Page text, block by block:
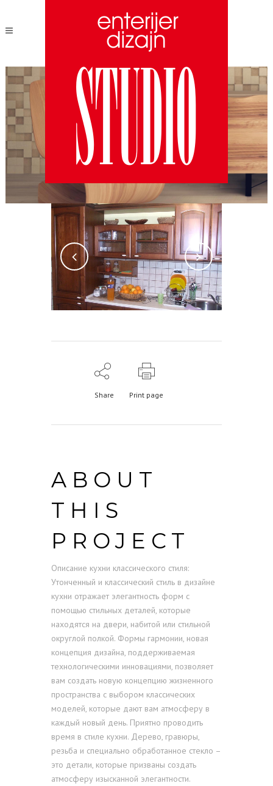
КУХНЯ
NATURA
Share Print page
ABOUT
THIS
PROJECT
Описание кухни классического стиля:
Утонченный и классический стиль в дизайне
кухни отражает элегантность форм с
помощью стильных деталей, которые
находятся на двери, набитой или стильной
округлой полкой. Формы гармонии, новая
концепция дизайна, поддерживаемая
технологическими инновациями, позволяет
вам создать новую концепцию жизненного
пространства с выбором классических
моделей, которые дают вам атмосферу в
каждый новый день. Приятно проводить
время в стиле кухни. Дерево, гравюры,
резьба и специально обработанное стекло –
это детали, которые призваны создать
атмосферу изысканной элегантности.